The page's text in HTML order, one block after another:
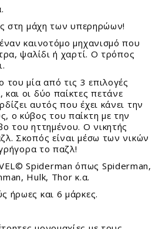
στη μάχη των υπερηρώων!
καινοτόμο μηχανισμό που
ψαλίδι ή χαρτί. Ο τρόπος
του μία από τις 3 επιλογές
οι δύο παίκτες πετάνε
αυτός που έχει κάνει την
ο κύβος του παίκτη με την
του ηττημένου. Ο νικητής
Σκοπός είναι μέσω των νικών
το παζλ!
Spiderman όπως Spiderman,
Hulk, Thor κ.α.
ήρωες και 6 μάρκες.